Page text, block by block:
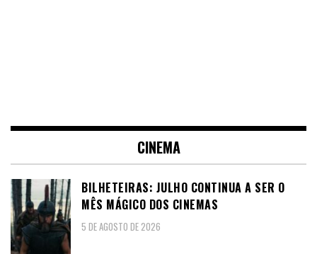
CINEMA
BILHETEIRAS: JULHO CONTINUA A SER O
MÊS MÁGICO DOS CINEMAS
5 DE AGOSTO DE 2026